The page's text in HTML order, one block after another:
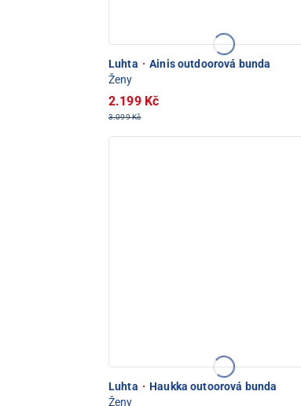
Luhta · Ainis outdoorová bunda
Ženy
2.199 Kč
3.099 Kč
Luhta · Haukka outoorová bunda
Ženy